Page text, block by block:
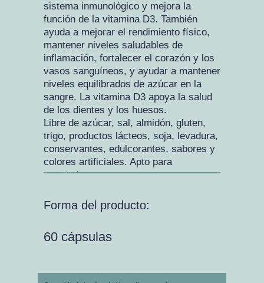
sistema inmunológico y mejora la
función de la vitamina D3. También
ayuda a mejorar el rendimiento físico,
mantener niveles saludables de
inflamación, fortalecer el corazón y los
vasos sanguíneos, y ayudar a mantener
niveles equilibrados de azúcar en la
sangre. La vitamina D3 apoya la salud
de los dientes y los huesos.
Libre de azúcar, sal, almidón, gluten,
trigo, productos lácteos, soja, levadura,
conservantes, edulcorantes, sabores y
colores artificiales. Apto para
vegetarianos.
Forma del producto:
60 cápsulas